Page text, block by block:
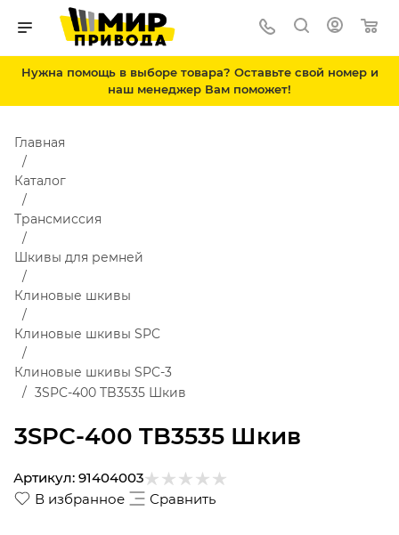
Нужна помощь в выборе товара? Оставьте свой номер и
наш менеджер Вам поможет!
3SPC-400 TB3535 Шкив
Главная
Каталог
Трансмиссия
Шкивы для ремней
Клиновые шкивы
Клиновые шкивы SPC
Клиновые шкивы SPC-3
3SPC-400 TB3535 Шкив
В избранное Сравнить
Артикул: 91404003